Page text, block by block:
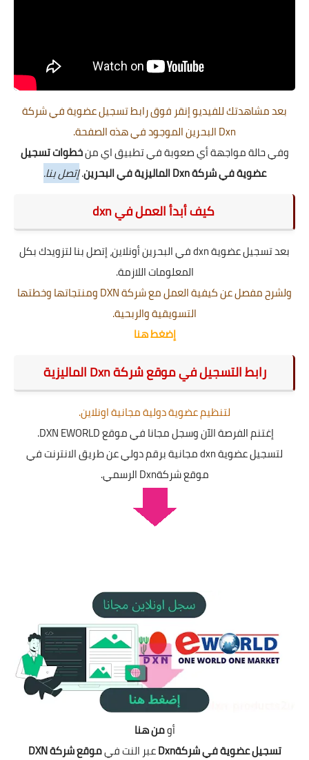
بعد مشاهدتك للفيديو إنقر فوقرابط تسجيل عضويةفي شركة
Dxn البحرين الموجود في هذه الصفحة.
وفي حالة مواجهة أي صعوبة في تطبيق اي منخطوات تسجيل
عضوية في شركة Dxn الماليزية في البحرين
.إتصل بنا.
كيف أبدأ العمل في dxn
بعد تسجيل عضوية dxn في البحرين أونلاين، إتصل بنا لتزويدك بكل
المعلومات اللازمة.
ولشرح مفصل عن كيفية العمل مع شركة DXN ومنتجاتها وخطتها
التسويقية والربحية.
إضغط هنا
رابط التسجيل في موقع شركة Dxn الماليزية
لتنظيم عضوية دولية مجانية اونلاين.
إغتنم الفرصة الآن وسجل مجانا في موقع DXN EWORLD.
لتسجيل عضوية dxn مجانية برقم دولي عن طريق الانترنت في
موقع شركةDxn الرسمي.
أومن هنا
تسجيل عضوية في شركةDxn
عبر النت في موقع شركة DXN